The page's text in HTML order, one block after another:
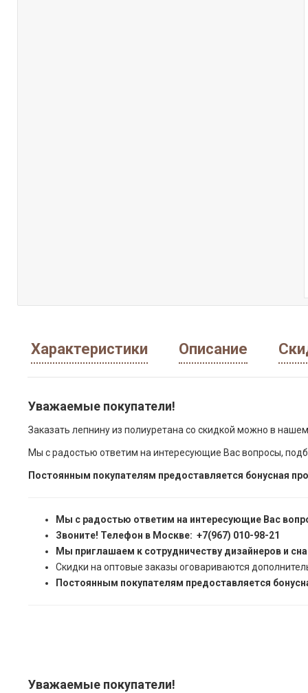
Характеристики Описание
Уважаемые покупатели!
Заказать лепнину из полиуретана со скидкой можно в
Мы с радостью ответим на интересующие Вас вопросы,
Постоянным покупателям предоставляется бонусная
Мы с радостью ответим на интересующие Вас
Звоните! Телефон в Москве: +7(967) 010-98-21
Мы приглашаем к сотрудничеству дизайнеров и
Скидки на оптовые заказы оговариваются
Постоянным покупателям предоставляется
Уважаемые покупатели!